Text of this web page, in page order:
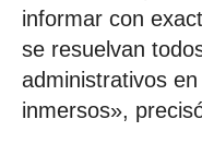
informar con
se resuelvan
administrativos
inmersos»,